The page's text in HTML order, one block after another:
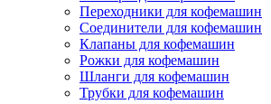
Переходники для кофемашин
Соединители для кофемашин
Клапаны для кофемашин
Рожки для кофемашин
Шланги для кофемашин
Трубки для кофемашин